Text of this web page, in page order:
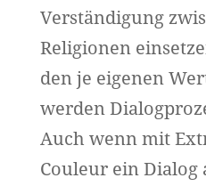
Verständigung
Religionen
den je eigenen
werden
Auch wenn mit
Couleur ein Dialog